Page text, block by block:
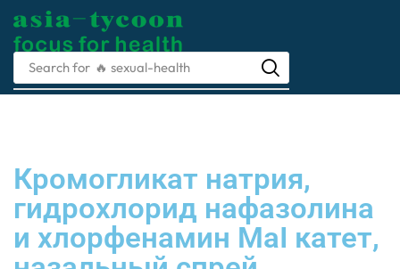
Search for 🔥 sexual-health
Кромогликат натрия,
гидрохлорид нафазолина
и хлорфенамин MaI катет,